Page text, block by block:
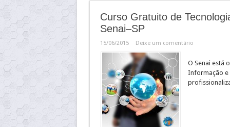
Curso Gratuito de
Senai–SP
15/06/2015 Deixe um comentário
O Senai está
Informação e